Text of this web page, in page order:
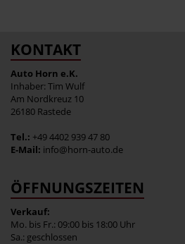
KONTAKT
Auto Horn e.K.
Inhaber: Tim Wulf
Am Nordkreuz 10
26180 Rastede
Tel.: +49 4402 939 47 80
E-Mail: info@horn-auto.de
ÖFFNUNGSZEITEN
Verkauf:
Mo. bis Fr.: 09:00 bis 18:00 Uhr
Sa.: geschlossen